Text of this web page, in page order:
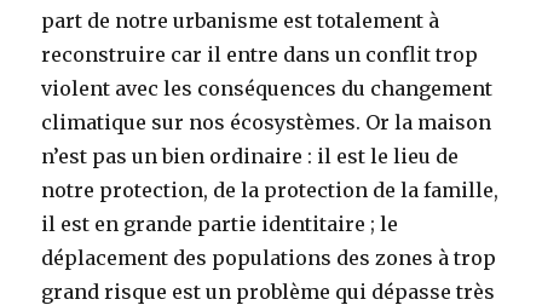
part de notre urbanisme est totalement à
reconstruire car il entre dans un conflit trop
violent avec les conséquences du changement
climatique sur nos écosystèmes. Or la maison
n’est pas un bien ordinaire : il est le lieu de
notre protection, de la protection de la famille,
il est en grande partie identitaire ; le
déplacement des populations des zones à trop
grand risque est un problème qui dépasse très